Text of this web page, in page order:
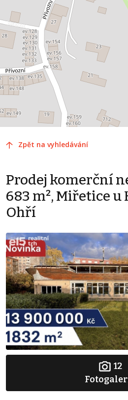
Zpět na vyhledávání
Prodej komerční
683 m², Miřetice u
Ohří
12